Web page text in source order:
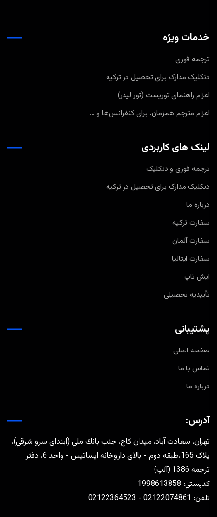
خدمات ویژه
ترجمه فوری
دنکلیک مدارک برای تحصیل در ترکیه
اعزام راهنمای توریست (تور لیدر)
اعزام مترجم همزمان، برای کنفرانس‌ها و …
لینک های کاربردی
ترجمه فوری و دنکلیک
دنکلیک مدارک برای تحصیل در ترکیه
درباره ما
سفارت ترکیه
سفارت آلمان
سفارت ایتالیا
ایش تاپ
تأییدیه تحصیلی
پشتیبانی
صفحه اصلی
تماس با ما
درباره ما
آدرس:
تهران، سعادت آباد، ميدان كاج، جنب بانك ملي (ابتدای سرو شرقي)،
پلاک 165،طبقه دوم - بالای داروخانه ایساتیس - واحد 6، دفتر
ترجمه 1386 (آلپ)
كدپستي: 1998613858
تلفن: 02122074861 - 02122364523